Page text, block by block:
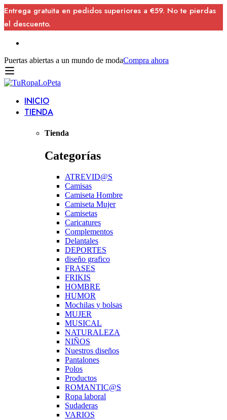
Entrega gratuita en pedidos superiores a €59. No te pierdas
el descuento.
Puertas abiertas a un mundo de modaCompra ahora
INICIO
TIENDA
Tienda
Categorías
ATREVID@S
Camisas
Camiseta Hombre
Camiseta Mujer
Camisetas
Caricatures
Complementos
Delantales
DEPORTES
diseño grafico
FRASES
FRIKIS
HOMBRE
HUMOR
Mochilas y bolsas
MUJER
MUSICAL
NATURALEZA
NIÑOS
Nuestros diseños
Pantalones
Polos
Productos
ROMANTIC@S
Ropa laboral
Sudaderas
VARIOS